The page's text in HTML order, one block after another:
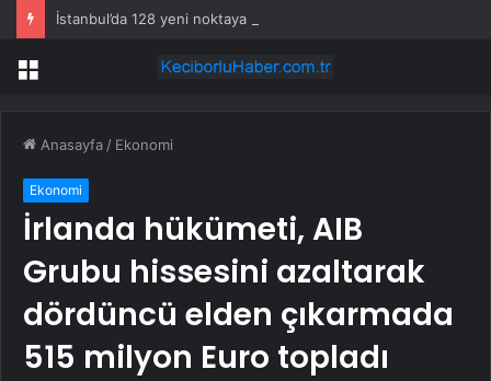
İstanbul’da 128 yeni noktaya daha EDS geliyor
Menü
Anasayfa / Ekonomi
Ekonomi
İrlanda hükümeti, AIB
Grubu hissesini azaltarak
dördüncü elden çıkarmada
515 milyon Euro topladı